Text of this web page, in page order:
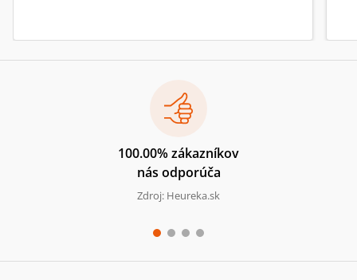
100.00% zákazníkov
nás odporúča
Zdroj: Heureka.sk